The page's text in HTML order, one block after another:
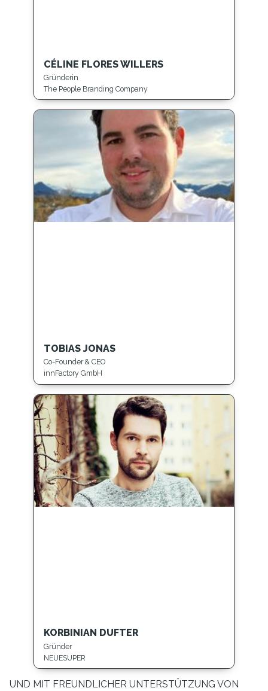
CÉLINE FLORES WILLERS
Gründerin
The People Branding Company
TOBIAS JONAS
Co-Founder & CEO
innFactory GmbH
KORBINIAN DUFTER
Gründer
NEUESUPER
UND MIT FREUNDLICHER UNTERSTÜTZUNG VON